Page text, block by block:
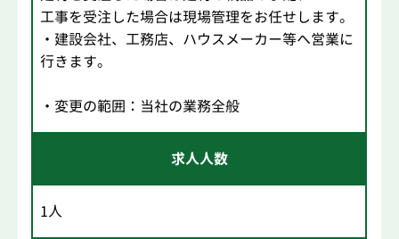
工事を受注した場合は現場管理をお任せします。
・建設会社、工務店、ハウスメーカー等へ営業に
行きます。
・変更の範囲：当社の業務全般
求人人数
1人